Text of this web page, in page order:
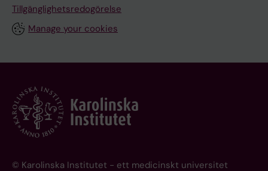
Tillgänglighetsredogörelse
Manage your cookies
© Karolinska Institutet - ett medicinskt universitet